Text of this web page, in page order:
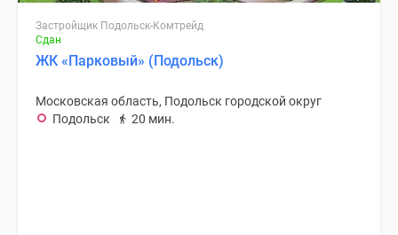
Застройщик Подольск-Комтрейд
Сдан
ЖК «Парковый» (Подольск)
Московская область, Подольск городской округ
Подольск
20 мин.